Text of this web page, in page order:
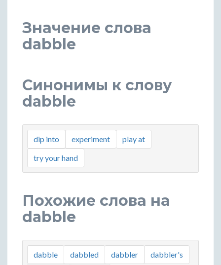
Значение слова
dabble
Синонимы к слову
dabble
dip into experiment
play at
try your hand
Похожие слова на
dabble
dabble dabbled dabbler
dabbler's